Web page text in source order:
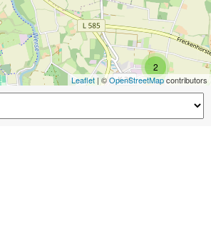
2
Leaflet| ©OpenStreetMapcontributors